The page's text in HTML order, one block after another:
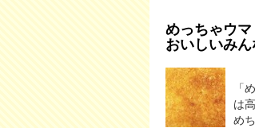
めっちゃウ
おいしいみ
「
は
め